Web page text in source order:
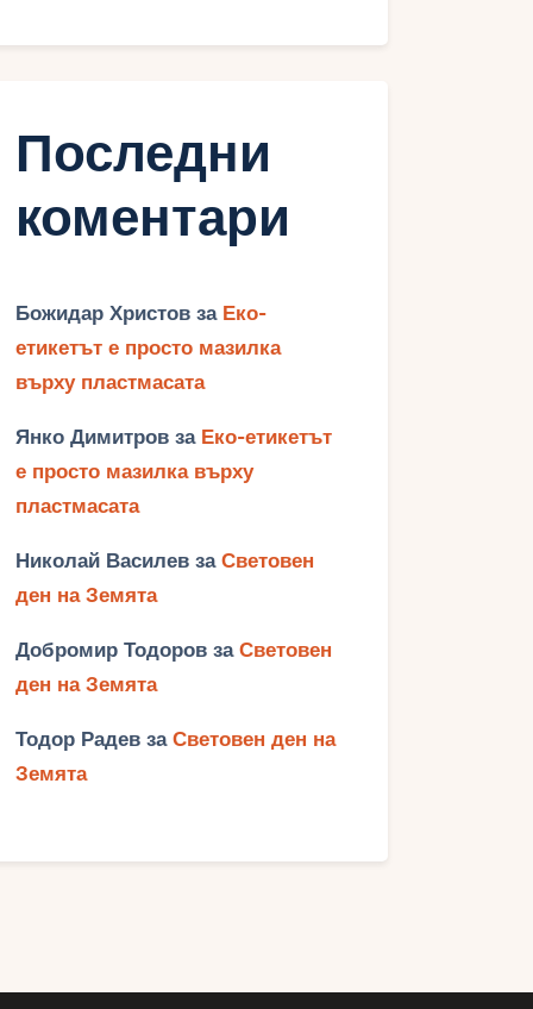
Последни
коментари
Божидар Христов за Еко-
етикетът е просто мазилка
върху пластмасата
Янко Димитров за Еко-етикетът
е просто мазилка върху
пластмасата
Николай Василев заСветовен
ден на Земята
Добромир Тодоров заСветовен
ден на Земята
Тодор Радев заСветовен ден на
Земята